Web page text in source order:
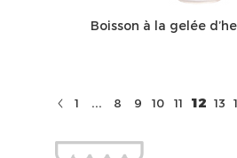
Boisson à la gelée
1 ... 8 9 10 11 12 13